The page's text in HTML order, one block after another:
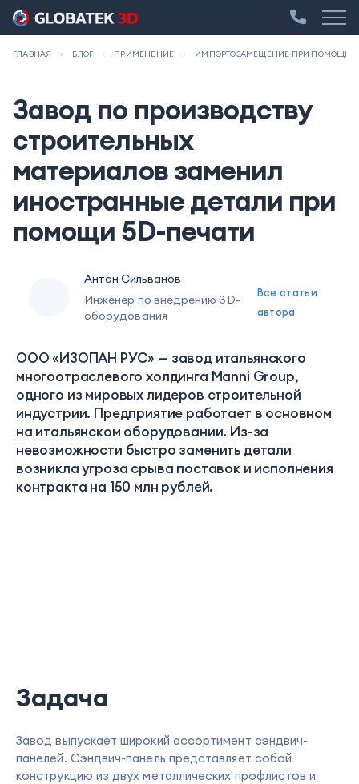
ГЛАВНАЯ БЛОГ ПРИМЕНЕНИЕ ИМПОРТОЗАМЕЩЕНИЕ ПРИ ПОМОЩИ
Завод по производству
строительных
материалов заменил
иностранные детали при
помощи 5D-печати
Антон Сильванов
Инженер по внедрению 3D-
оборудования
Все статьи
автора
ООО «ИЗОПАН РУС» — завод итальянского
многоотраслевого холдинга Manni Group,
одного из мировых лидеров строительной
индустрии. Предприятие работает в основном
на итальянском оборудовании. Из-за
невозможности быстро заменить детали
возникла угроза срыва поставок и исполнения
контракта на 150 млн рублей.
Задача
Завод выпускает широкий ассортимент сэндвич-
панелей. Сэндвич-панель представляет собой
конструкцию из двух металлических профлистов и